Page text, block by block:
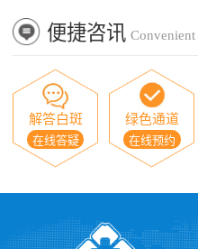
便捷咨讯
解答白斑
在线答疑
绿色通道
在线预约